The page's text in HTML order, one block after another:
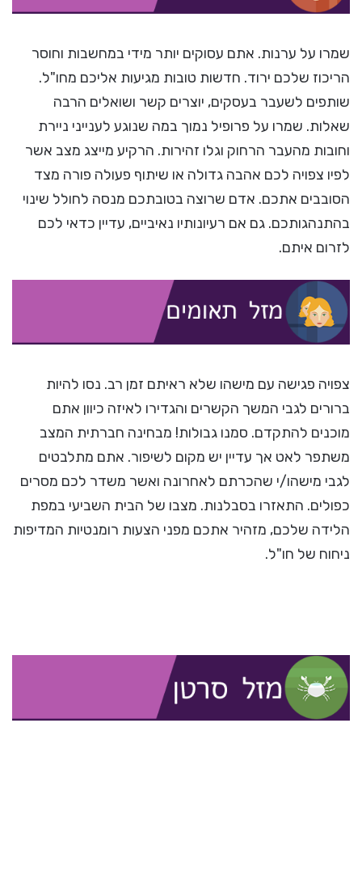
שמרו על ערנות. אתם עסוקים יותר מידי במחשבות וחוסר
הריכוז שלכם ירוד. חדשות טובות מגיעות אליכם מחו"ל.
שותפים לשעבר בעסקים, יוצרים קשר ושואלים הרבה
שאלות. שמרו על פרופיל נמוך במה שנוגע לענייני ניירת
וחובות מהעבר הרחוק וגלו זהירות. הרקיע מייצג מצב אשר
לפיו צפויה לכם אהבה גדולה או שיתוף פעולה פורה מצד
הסובבים אתכם. אדם שרוצה בטובתכם מנסה לחולל שינוי
בהתנהגותכם. גם אם רעיונותיו נאיביים, עדיין כדאי לכם
לזרום איתם.
צפויה פגישה עם מישהו שלא ראיתם זמן רב. נסו להיות
ברורים לגבי המשך הקשרים והגדירו לאיזה כיוון אתם
מוכנים להתקדם. סמנו גבולות! מבחינה חברתית המצב
משתפר לאט אך עדיין יש מקום לשיפור. אתם מתלבטים
לגבי מישהו/י שהכרתם לאחרונה ואשר משדר לכם מסרים
כפולים. התאזרו בסבלנות. מצבו של הבית השביעי במפת
הלידה שלכם, מזהיר אתכם מפני הצעות רומנטיות המדיפות
ניחוח של חו"ל.